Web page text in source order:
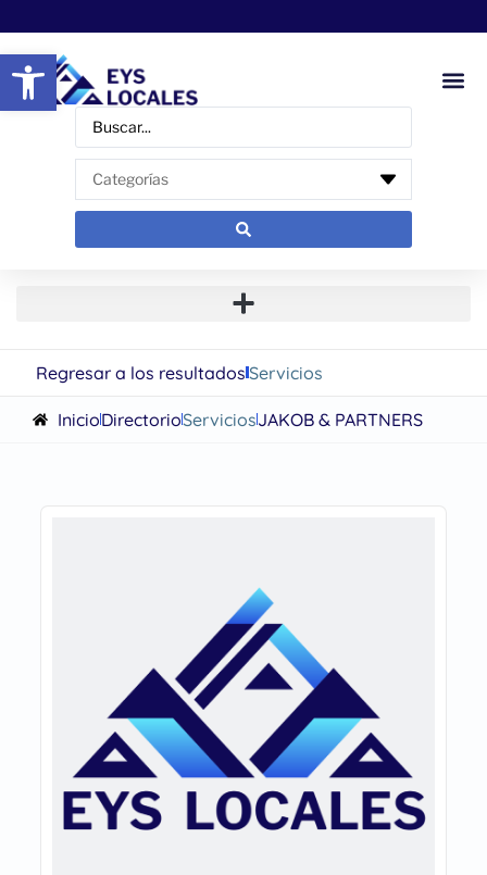
Abrir barra de herramientas
Regresar a los resultadosServicios
InicioDirectorioServiciosJAKOB & PARTNERS